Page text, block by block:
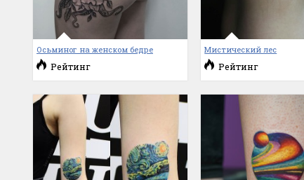
Осьминог на женском бедре
Рейтинг
Мистический лес
Рейтинг